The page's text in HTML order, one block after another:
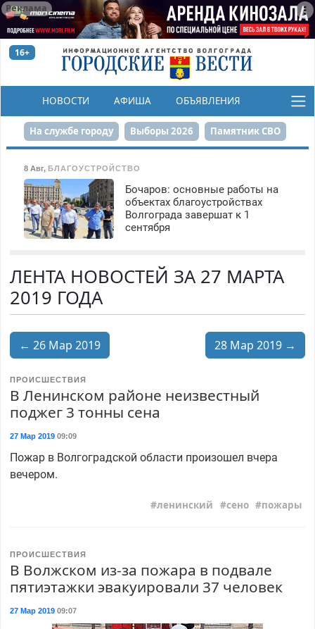
Реклама
16+
НОВОСТИ АФИША ОБЪЯВЛЕНИЯ
КОНКУРСЫ
На службе городу Выборы 2026 Памятник СВО
Сталинград в сердце
Набережная День Победы Реконструкция ЦПКиО
80-летие Победы Парк Героев-летчиков
8 Авг, БЛАГОУСТРОЙСТВО
Бочаров: основные работы на
объектах благоустройствах
Волгограда завершат к 1
сентября
ЛЕНТА НОВОСТЕЙ ЗА 27 МАРТА
2019 ГОДА
← 26 Мар 2019 28 Мар 2019 →
ПРОИСШЕСТВИЯ
В Ленинском районе неизвестный
поджег 3 тонны сена
27 Мар 201909:09
Пожар в Волгоградской области произошел вчера
вечером.
ленинский сено пожары
ПРОИСШЕСТВИЯ
В Волжском из-за пожара в подвале
пятиэтажки эвакуировали 37 человек
27 Мар 201909:07